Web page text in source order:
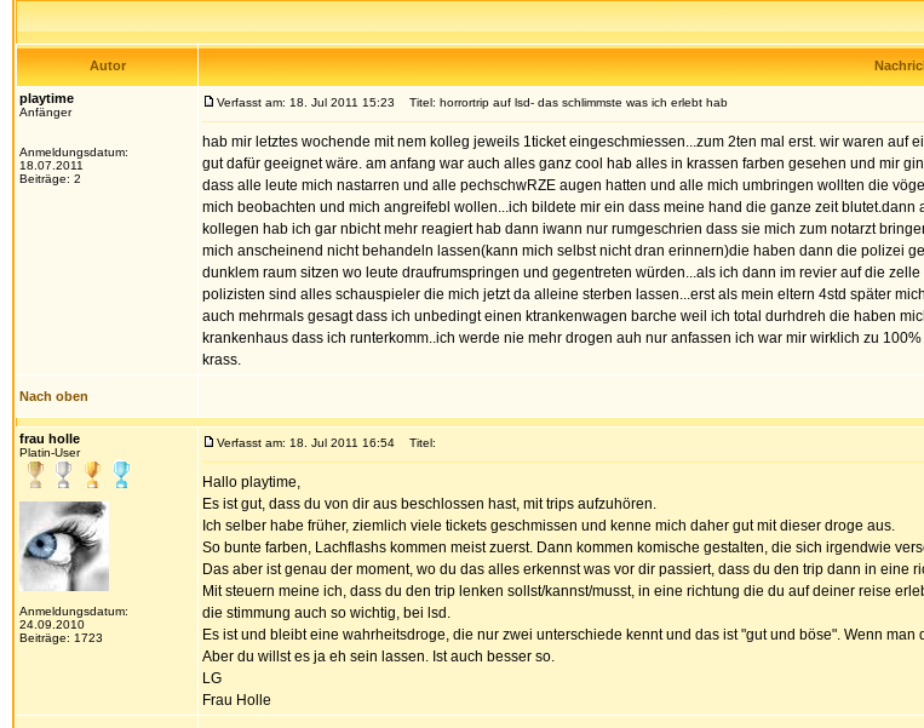
Autor
playtime
Anfänger
Anmeldungsdatum:
18.07.2011
Beiträge: 2
Verfasst am: 18. Jul 2011 15:23 Titel: horrortrip auf lsd- das schlimmste was ich erlebt hab
hab mir letztes wochende mit nem kolleg jeweils 1ticket eingeschmiessen...zum 2ten mal erst. wir waren
gut dafür geeignet wäre. am anfang war auch alles ganz cool hab alles in krassen farben gesehen und mir
dass alle leute mich nastarren und alle pechschwRZE augen hatten und alle mich umbringen wollten die
mich beobachten und mich angreifebl wollen...ich bildete mir ein dass meine hand die ganze zeit
kollegen hab ich gar nbicht mehr reagiert hab dann iwann nur rumgeschrien dass sie mich zum notarzt
mich anscheinend nicht behandeln lassen(kann mich selbst nicht dran erinnern)die haben dann die polizei
dunklem raum sitzen wo leute draufrumspringen und gegentreten würden...als ich dann im revier auf die
polizisten sind alles schauspieler die mich jetzt da alleine sterben lassen...erst als mein eltern 4std später
auch mehrmals gesagt dass ich unbedingt einen ktrankenwagen barche weil ich total durhdreh die haben
krankenhaus dass ich runterkomm..ich werde nie mehr drogen auh nur anfassen ich war mir wirklich zu
krass.
Nach oben
frau holle
Platin-User
Anmeldungsdatum:
24.09.2010
Beiträge: 1723
Verfasst am: 18. Jul 2011 16:54 Titel:
Hallo playtime,
Es ist gut, dass du von dir aus beschlossen hast, mit trips aufzuhören.
Ich selber habe früher, ziemlich viele tickets geschmissen und kenne mich daher gut mit dieser droge aus.
So bunte farben, Lachflashs kommen meist zuerst. Dann kommen komische gestalten, die sich irgendwie
Das aber ist genau der moment, wo du das alles erkennst was vor dir passiert, dass du den trip dann in eine
Mit steuern meine ich, dass du den trip lenken sollst/kannst/musst, in eine richtung die du auf deiner reise
die stimmung auch so wichtig, bei lsd.
Es ist und bleibt eine wahrheitsdroge, die nur zwei unterschiede kennt und das ist "gut und böse". Wenn
Aber du willst es ja eh sein lassen. Ist auch besser so.
LG
Frau Holle